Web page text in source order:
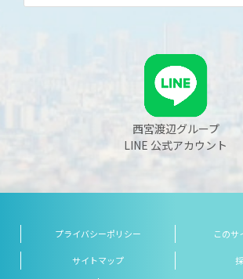
西宮渡辺グループ
LINE 公式アカウント
プライバシーポリシー このサ
サイトマップ